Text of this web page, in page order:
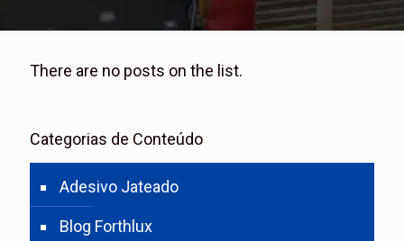
There are no posts on the list.
Categorias de Conteúdo
Adesivo Jateado
Blog Forthlux